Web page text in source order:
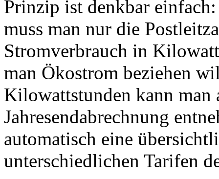
Prinzip ist denkbar
muss man nur die
Stromverbrauch in
man Ökostrom beziehen
Kilowattstunden kann man
Jahresendabrechnung
automatisch eine
unterschiedlichen Tarifen